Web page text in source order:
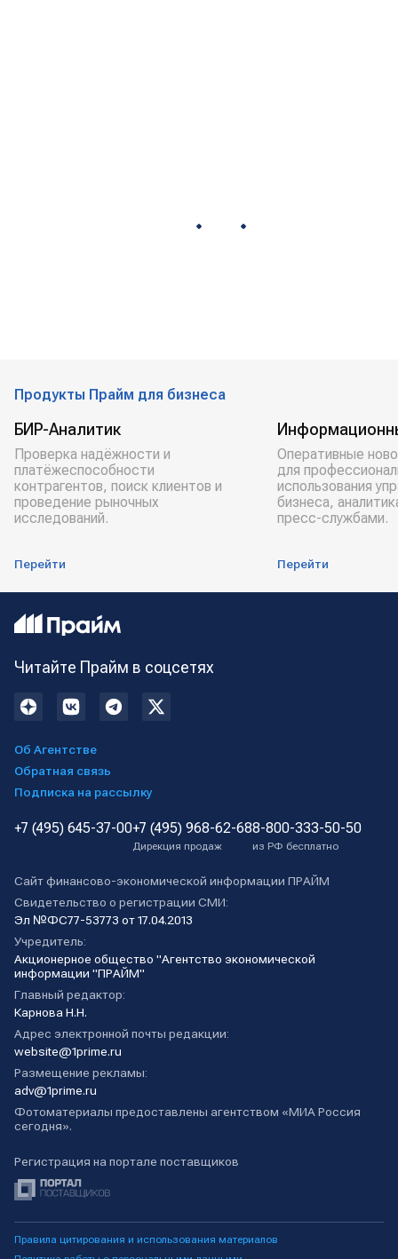
Продукты Прайм для бизнеса
БИР-Аналитик
Проверка надёжности и
платёжеспособности
контрагентов, поиск клиентов и
проведение рыночных
исследований.
Перейти
Оперативные
для
использования
бизнеса,
пресс-службами.
Перейти
Читайте Прайм в соцсетях
Об Агентстве
Обратная связь
Подписка на рассылку
+7 (495) 645-37-00+7 (495) 968-62-68
Дирекция продаж
8-800-333-50-50
из РФ бесплатно
Сайт финансово-экономической информации ПРАЙМ
Свидетельство о регистрации СМИ:
Эл №ФС77-53773 от 17.04.2013
Учредитель:
Акционерное общество "Агентство экономической
информации "ПРАЙМ"
Главный редактор:
Карнова Н.Н.
Адрес электронной почты редакции:
website@1prime.ru
Размещение рекламы:
adv@1prime.ru
Фотоматериалы предоставлены агентством «МИА Россия
сегодня».
Регистрация на портале поставщиков
Правила цитирования и использования материалов